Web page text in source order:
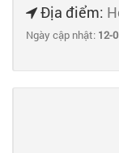
Địa điểm:
Ngày cập nhật: 12-